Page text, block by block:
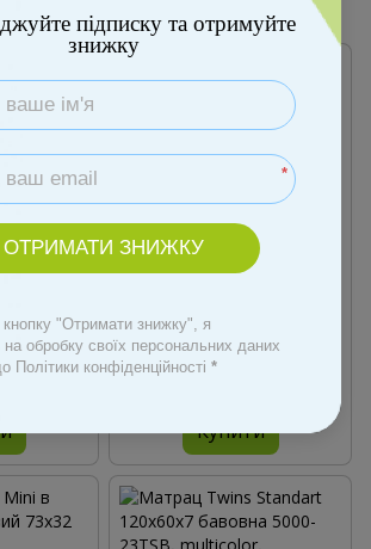
5000-34TF,
Хіт
Артикул: 00000002363
Матрац Twins Lux 120х60х10,
білий
Купити
підписку та отримуйте
знижку
*
ОТРИМАТИ ЗНИЖКУ
"Отримати знижку", я
обробку своїх персональних даних
Політики конфіденційності *